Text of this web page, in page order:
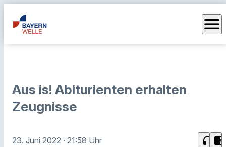
menu
Aus is! Abiturienten erhalten
Zeugnisse
23. Juni 2022 · 21:58 Uhr headphones chrome_reader_mode